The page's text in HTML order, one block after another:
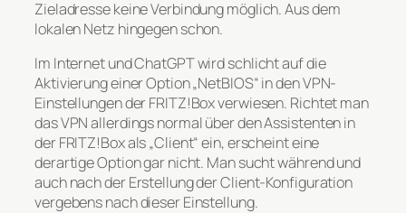
Zieladresse keine Verbindung möglich. Aus dem
lokalen Netz hingegen schon.
Im Internet und ChatGPT wird schlicht auf die
Aktivierung einer Option „NetBIOS“ in den VPN-
Einstellungen der FRITZ!Box verwiesen. Richtet man
das VPN allerdings normal über den Assistenten in
der FRITZ!Box als „Client“ ein, erscheint eine
derartige Option gar nicht. Man sucht während und
auch nach der Erstellung der Client-Konfiguration
vergebens nach dieser Einstellung.